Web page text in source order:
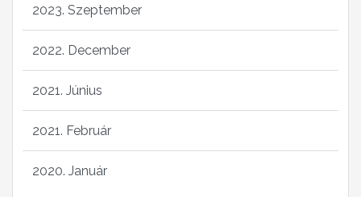
2023. Szeptember
2022. December
2021. Június
2021. Február
2020. Január